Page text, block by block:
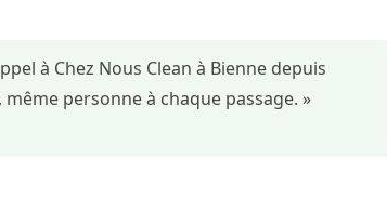
à Chez Nous Clean à Bienne depuis
personne à chaque passage. »